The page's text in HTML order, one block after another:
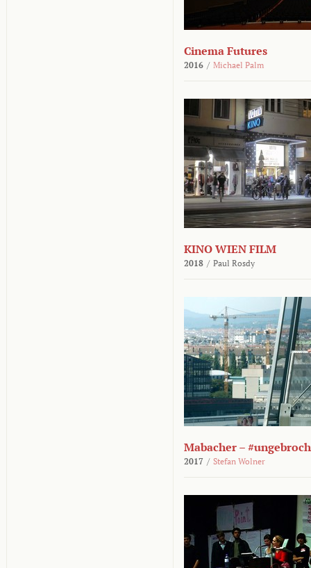
Cinema Futures
2016 / Michael Palm
KINO WIEN FILM
2018 / Paul Rosdy
Mabacher –
2017 / Stefan Wolner